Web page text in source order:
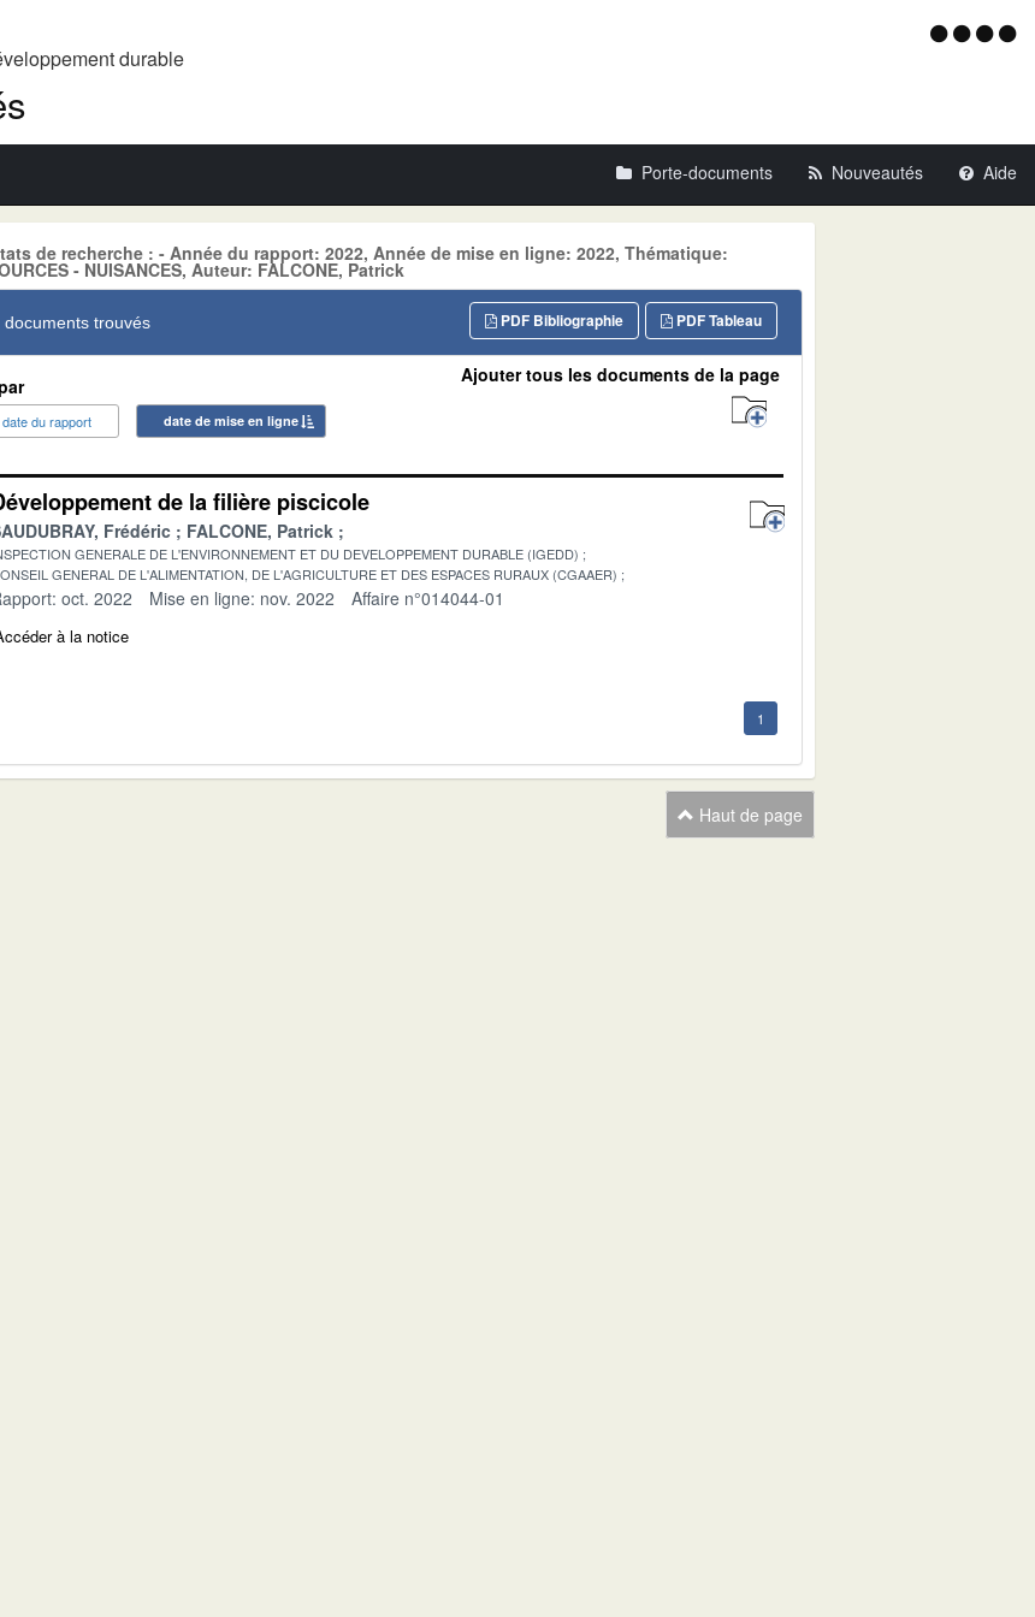
durable Menu
Porte-documents Nouveautés Aide
de recherche : - Année du rapport: 2022, Année de mise en ligne: 2022, Thématique:
- NUISANCES, Auteur: FALCONE, Patrick
documents trouvés PDF Tableau
PDF Bibliographie
date du rapport date de mise en ligne
Ajouter tous les documents de la page
de la filière piscicole
Frédéric FALCONE, Patrick
GENERALE DE L'ENVIRONNEMENT ET DU DEVELOPPEMENT DURABLE (IGEDD)
GENERAL DE L'ALIMENTATION, DE L'AGRICULTURE ET DES ESPACES RURAUX (CGAAER)
oct. 2022 Mise en ligne: nov. 2022 Affaire n°014044-01
à la notice
1
Haut de page